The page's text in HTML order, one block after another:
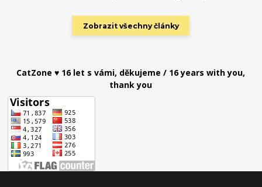
Zobrazit všechny články
CatZone ♥ 16 let s vámi, děkujeme / 16 years with you,
thank you